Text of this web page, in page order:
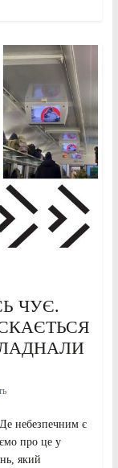
ЧУЄ.
небезпечним є
про це у
який